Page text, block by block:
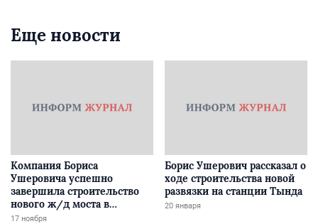
Еще новости
Компания Бориса
Ушеровича успешно
завершила строительство
нового ж/д моста в
Забайкалье
17 ноября
Борис Ушерович рассказал о
ходе строительства новой
развязки на станции Тында
20 января